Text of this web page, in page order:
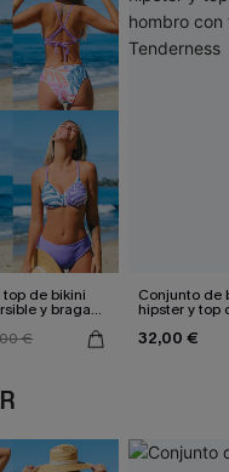
de bikini
y braga
Escaping
€
Conjunto de
hipster y top
hombro con
Tenderness
32,00 €